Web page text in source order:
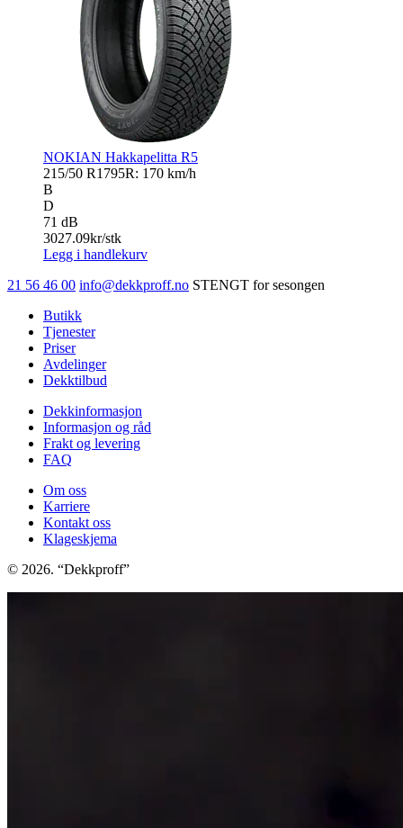
NOKIAN Hakkapelitta R5
215/50 R1795R: 170 km/h
B
D
71 dB
3027.09kr/stk
Legg i handlekurv
21 56 46 00 info@dekkproff.no STENGT for sesongen
Butikk
Tjenester
Priser
Avdelinger
Dekktilbud
Dekkinformasjon
Informasjon og råd
Frakt og levering
FAQ
Om oss
Karriere
Kontakt oss
Klageskjema
© 2026. “Dekkproff”